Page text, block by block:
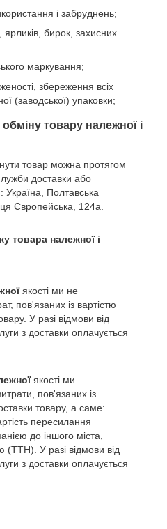
і забруднень;
бирок, захисних
маркування;
збереження всіх
(заводської) упаковки;
товару належної і
товар можна протягом
доставки або
Україна, Полтавська
Європейська, 124а.
товара належної і
якості ми не
пов'язаних із вартістю
У разі відмови від
з доставки оплачується
якості ми
пов'язаних із
товару, а саме:
пересилання
до іншого міста,
(ТТН). У разі відмови від
з доставки оплачується